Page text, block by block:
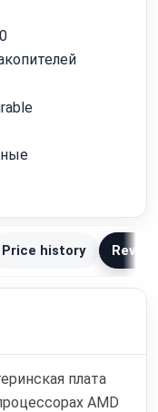
Price history
плата
AMD